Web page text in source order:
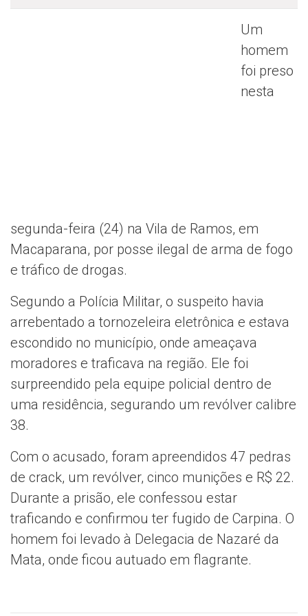
Um
homem
foi preso
nesta
segunda-feira (24) na Vila de Ramos, em
Macaparana, por posse ilegal de arma de fogo
e tráfico de drogas.
Segundo a Polícia Militar, o suspeito havia
arrebentado a tornozeleira eletrônica e estava
escondido no município, onde ameaçava
moradores e traficava na região. Ele foi
surpreendido pela equipe policial dentro de
uma residência, segurando um revólver calibre
38.
Com o acusado, foram apreendidos 47 pedras
de crack, um revólver, cinco munições e R$ 22.
Durante a prisão, ele confessou estar
traficando e confirmou ter fugido de Carpina. O
homem foi levado à Delegacia de Nazaré da
Mata, onde ficou autuado em flagrante.